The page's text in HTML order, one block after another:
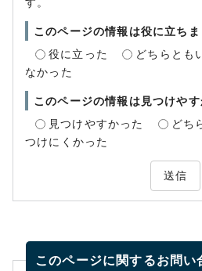
このページの情報は役に立ちま
役に立った
どちらとも
なかった
このページの情報は見つけや
見つけやすかった
どち
つけにくかった
送信
このページに関するお問い